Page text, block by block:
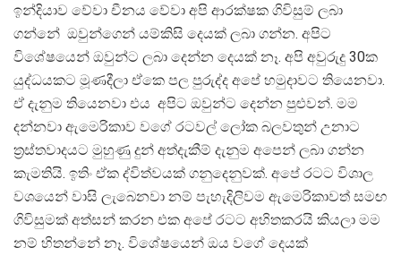
ඉන්දියාව වේවා චීනය වේවා අපි ආරක්ෂක ගිවිසුම් ලබා
ගන්නේ ඔවුන්ගෙන් යම්කිසි දෙයක් ලබා ගන්න. අපිට
විශේෂයෙන් ඔවුන්ට ලබා දෙන්න දෙයක් නෑ. අපි අවුරුදු 30ක
යුද්ධයකට මූණදීලා ඒකෙ පල පුරුද්ද අපේ හමුදාවට තියෙනවා.
ඒ දැනුම තියෙනවා එය අපිට ඔවුන්ට දෙන්න පුළුවන්. මම
දන්නවා ඇමෙරිකාව වගේ රටවල් ලෝක බලවතුන් උනාට
ත්‍රස්තවාදයට මුහුණු දුන් අත්දැකීම් දැනුම අපෙන් ලබා ගන්න
කැමතියි. ඉතිං ඒක ද්විත්වයක් ගනුදෙනුවක්. අපේ රටට විශාල
වශයෙන් වාසි ලැබෙනවා නම් පැහැදිලිවම ඇමෙරිකාවත් සමඟ
ගිවිසුමක් අත්සන් කරන එක අපේ රටට අහිතකරයි කියලා මම
නම් හිතන්නේ නෑ. විශේෂයෙන් ඔය වගේ දෙයක්